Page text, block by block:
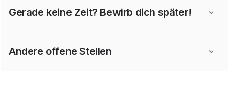
Gerade keine Zeit? Bewirb dich später!
Andere offene Stellen